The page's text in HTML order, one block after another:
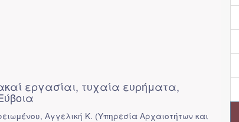
εργασίαι, τυχαία ευρήματα,
Αγγελική Κ. (Υπηρεσία Αρχαιοτήτων και